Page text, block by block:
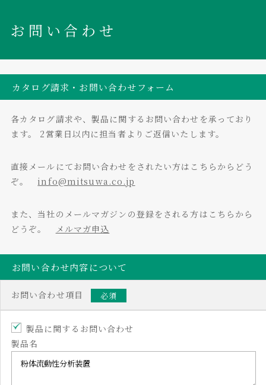
お問い合わせ
カタログ請求・お問い合わせフォーム
各カタログ請求や、製品に関するお問い合わせを承っており
ます。
2営業日以内に担当者よりご返信いたします。
直接メールにてお問い合わせをされたい方はこちらからどう
ぞ。 info@mitsuwa.co.jp
また、当社のメールマガジンの登録をされる方はこちらから
どうぞ。
メルマガ申込
お問い合わせ内容について
お問い合わせ項目 必須
製品に関するお問い合わせ
製品名